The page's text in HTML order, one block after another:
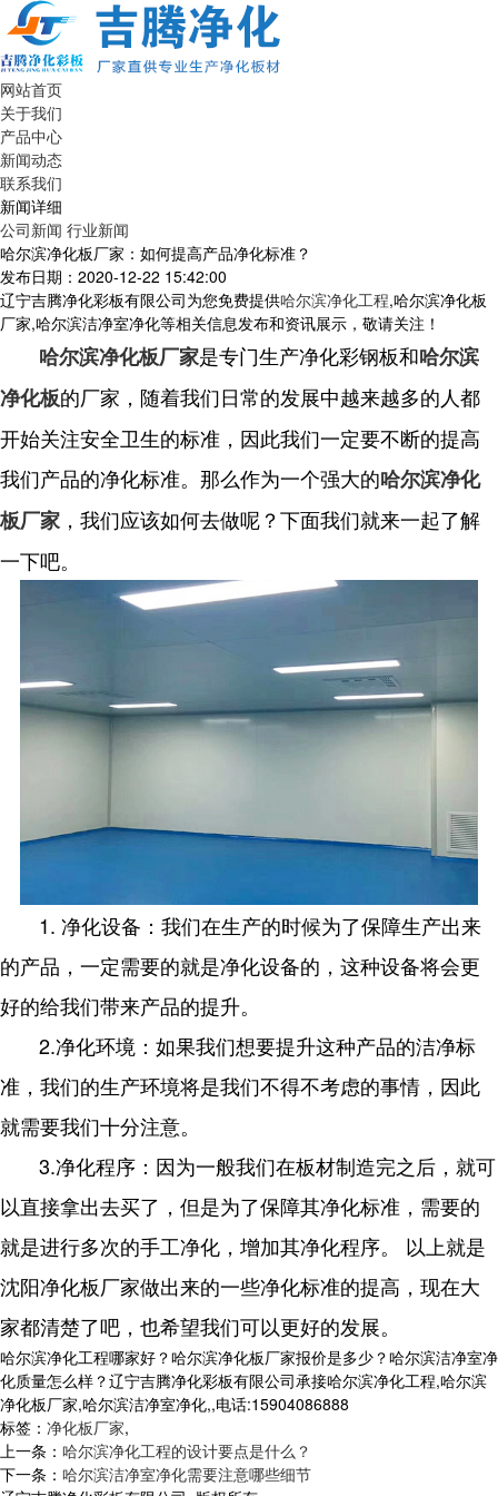
网站首页
关于我们
产品中心
新闻动态
联系我们
新闻详细
公司新闻 行业新闻
哈尔滨净化板厂家：如何提高产品净化标准？
发布日期：2020-12-22 15:42:00
辽宁吉腾净化彩板有限公司为您免费提供哈尔滨净化工程,哈尔滨净化板
厂家,哈尔滨洁净室净化等相关信息发布和资讯展示，敬请关注！
哈尔滨净化板厂家是专门生产净化彩钢板和哈尔滨
净化板的厂家，随着我们日常的发展中越来越多的人都
开始关注安全卫生的标准，因此我们一定要不断的提高
我们产品的净化标准。那么作为一个强大的哈尔滨净化
板厂家 ，我们应该如何去做呢？下面我们就来一起了解
一下吧。
1. 净化设备：我们在生产的时候为了保障生产出来
的产品，一定需要的就是净化设备的，这种设备将会更
好的给我们带来产品的提升。
2.净化环境：如果我们想要提升这种产品的洁净标
准，我们的生产环境将是我们不得不考虑的事情，因此
就需要我们十分注意。
3.净化程序：因为一般我们在板材制造完之后，就可
以直接拿出去买了，但是为了保障其净化标准，需要的
就是进行多次的手工净化，增加其净化程序。 以上就是
沈阳净化板厂家做出来的一些净化标准的提高，现在大
家都清楚了吧，也希望我们可以更好的发展。
哈尔滨净化工程哪家好？哈尔滨净化板厂家报价是多少？哈尔滨洁净室净
化质量怎么样？辽宁吉腾净化彩板有限公司承接哈尔滨净化工程,哈尔滨
净化板厂家,哈尔滨洁净室净化,,电话:15904086888
标签： 净化板厂家,
上一条： 哈尔滨净化工程的设计要点是什么？
下一条： 哈尔滨洁净室净化需要注意哪些细节